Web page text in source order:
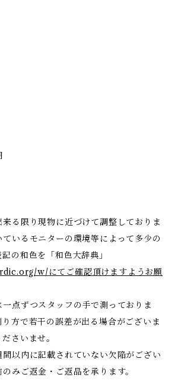
来る限り現物に近づけて調整しておりま
いるモニターの環境等によって多少の
の和色を「和色大辞典」
w/にてご確認頂けますようお願
一点ずつスタッフの手で測っておりま
方で若干の誤差が出る場合がございま
さいませ。
間以内に記載されていない欠陥がござい
みご返金・ご返品を承ります。